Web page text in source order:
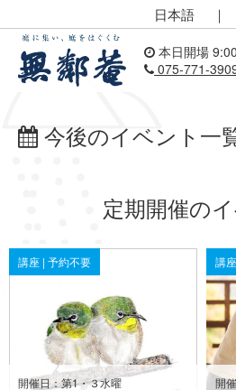
日本語 ｜
本日開場
075-771-
今後のイベント一
定期開催の
講座 | 予約不要
開催日：第1・３水曜
講
開